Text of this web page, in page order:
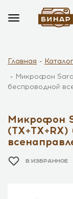
Главная
Микрофон
беспроводной
Микрофон
В ИЗБРАННОЕ